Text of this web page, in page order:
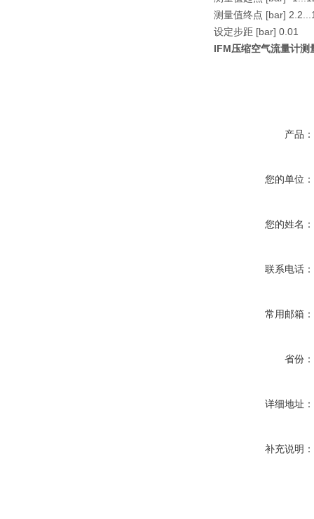
测量值终点 [bar]
设定步距 [bar] 0.01
IFM压缩空气流量计测
产品：
您的单位：
您的姓名：
联系电话：
常用邮箱：
省份：
详细地址：
补充说明：